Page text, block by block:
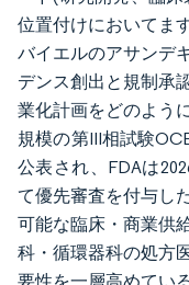
位置付けにおいてま
バイエルのアサンデ
デンス創出と規制承
業化計画をどのよう
規模の第III相試験
公表され、FDAは
て優先審査を付与し
可能な臨床・商業供
科・循環器科の処方